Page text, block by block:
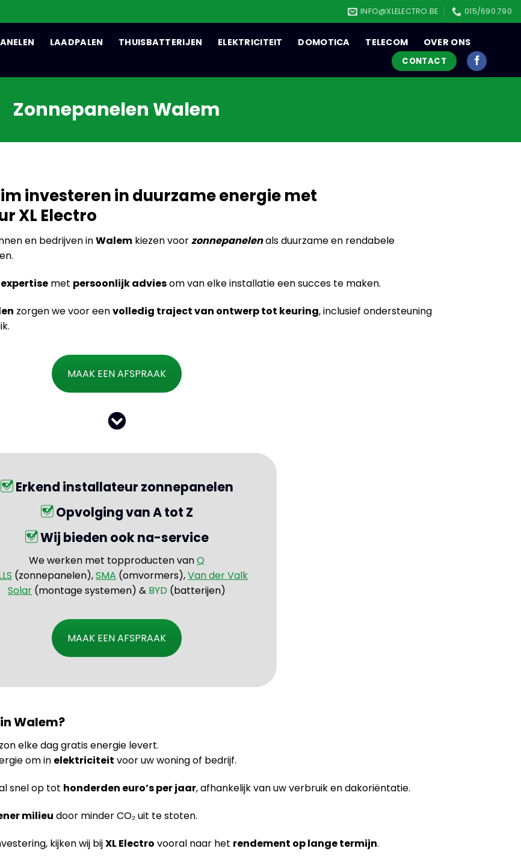
INFO@XLELECTRO.BE 015/690.790
LAADPALEN THUISBATTERIJEN ELEKTRICITEIT DOMOTICA TELECOM OVER ONS
CONTACT
Zonnepanelen Walem
investeren in duurzame energie met
XL Electro
en bedrijven inWalem kiezen voorzonnepanelenals duurzame en rendabele
met persoonlijk adviesom van elke installatie een succes te maken.
zorgen we voor eenvolledig traject van ontwerp tot keuring, inclusief ondersteuning
MAAK EEN AFSPRAAK
Erkend installateur zonnepanelen
Opvolging van A tot Z
Wij bieden ook na-service
We werken met topproducten vanQ
(zonnepanelen),SMA (omvormers),Van der Valk
Solar (montage systemen) & BYD (batterijen)
MAAK EEN AFSPRAAK
Walem?
elke dag gratis energie levert.
om in elektriciteit voor uw woning of bedrijf.
snel op tot honderden euro’s per jaar, afhankelijk van uw verbruik en dakoriëntatie.
milieu door minder CO₂ uit te stoten.
kijken wij bijXL Electro vooral naar het rendement op lange termijn.